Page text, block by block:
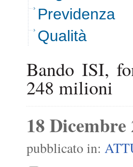
Previdenza
Qualità
Bando ISI,
248 milioni
18 Dicembre
pubblicato in: